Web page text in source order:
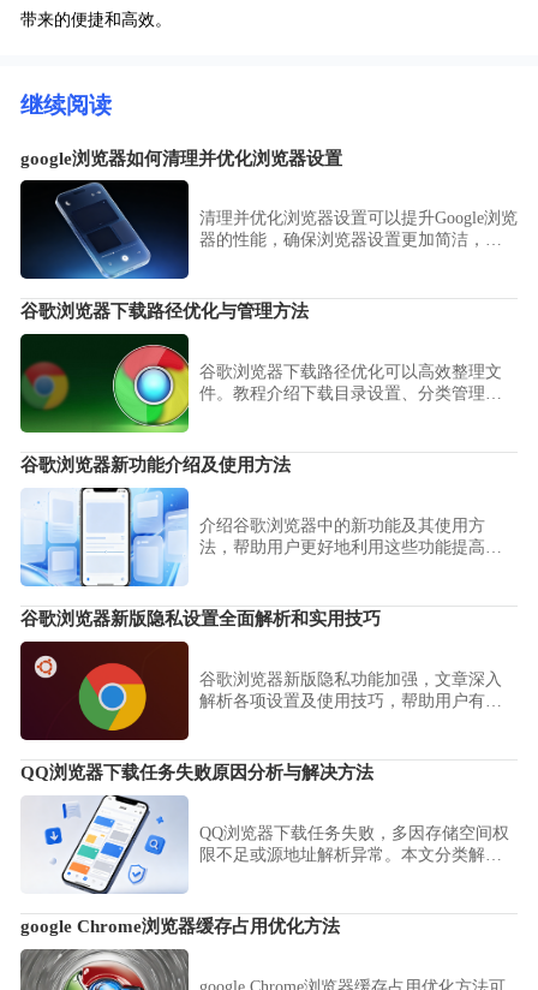
带来的便捷和高效。
继续阅读
google浏览器如何清理并优化浏览器设置
清理并优化浏览器设置可以提升Google浏览
器的性能，确保浏览器设置更加简洁，提
谷歌浏览器下载路径优化与管理方法
谷歌浏览器下载路径优化可以高效整理文
件。教程介绍下载目录设置、分类管理及
谷歌浏览器新功能介绍及使用方法
介绍谷歌浏览器中的新功能及其使用方
法，帮助用户更好地利用这些功能提高浏
谷歌浏览器新版隐私设置全面解析和实用技巧
谷歌浏览器新版隐私功能加强，文章深入
解析各项设置及使用技巧，帮助用户有效
QQ浏览器下载任务失败原因分析与解决方法
QQ浏览器下载任务失败，多因存储空间权
限不足或源地址解析异常。本文分类解析
务顺利完成。
google Chrome浏览器缓存占用优化方法